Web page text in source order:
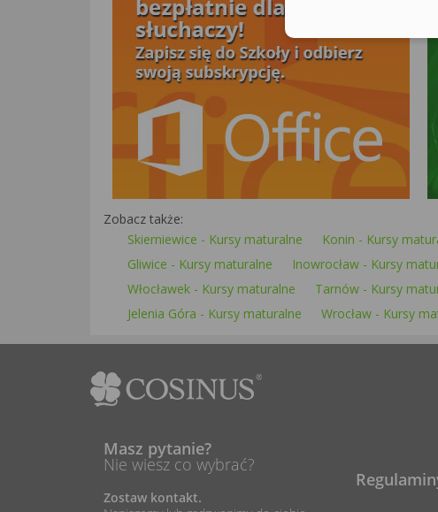
Zobacz także:
Skierniewice - Kursy maturalne
Konin - Kursy
Gliwice - Kursy maturalne
Inowrocław - Kursy
Włocławek - Kursy maturalne
Tarnów - Kursy
Jelenia Góra - Kursy maturalne
Wrocław - Kursy
Masz pytanie?
Nie wiesz co wybrać?
Zostaw kontakt.